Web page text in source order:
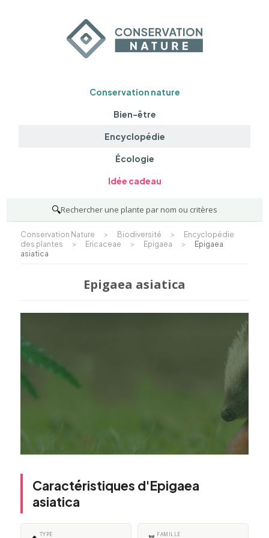
Conservation nature
Bien-être
Encyclopédie
Écologie
Idée cadeau
🔍Rechercher une plante par nom ou critères
Conservation Nature > Biodiversité >
Encyclopédie
des plantes
> Ericaceae > Epigaea >
Epigaea
asiatica
Epigaea asiatica
Caractéristiques d'Epigaea
asiatica
TYPE FAMILLE